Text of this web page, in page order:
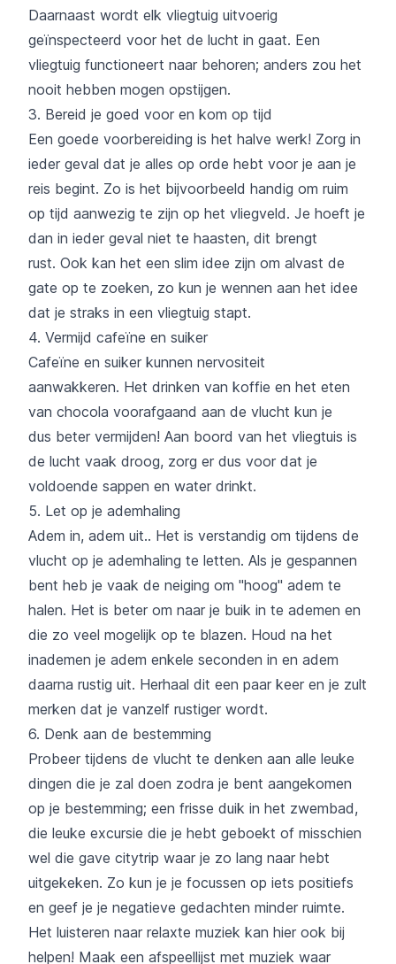
Daarnaast wordt elk vliegtuig uitvoerig
geïnspecteerd voor het de lucht in gaat. Een
vliegtuig functioneert naar behoren; anders zou het
nooit hebben mogen opstijgen.
3. Bereid je goed voor en kom op tijd
Een goede voorbereiding is het halve werk! Zorg in
ieder geval dat je alles op orde hebt voor je aan je
reis begint. Zo is het bijvoorbeeld handig om ruim
op tijd aanwezig te zijn op het vliegveld. Je hoeft je
dan in ieder geval niet te haasten, dit brengt
rust. Ook kan het een slim idee zijn om alvast de
gate op te zoeken, zo kun je wennen aan het idee
dat je straks in een vliegtuig stapt.
4. Vermijd cafeïne en suiker
Cafeïne en suiker kunnen nervositeit
aanwakkeren. Het drinken van koffie en het eten
van chocola voorafgaand aan de vlucht kun je
dus beter vermijden! Aan boord van het vliegtuis is
de lucht vaak droog, zorg er dus voor dat je
voldoende sappen en water drinkt.
5. Let op je ademhaling
Adem in, adem uit.. Het is verstandig om tijdens de
vlucht op je ademhaling te letten. Als je gespannen
bent heb je vaak de neiging om "hoog" adem te
halen. Het is beter om naar je buik in te ademen en
die zo veel mogelijk op te blazen. Houd na het
inademen je adem enkele seconden in en adem
daarna rustig uit. Herhaal dit een paar keer en je zult
merken dat je vanzelf rustiger wordt.
6. Denk aan de bestemming
Probeer tijdens de vlucht te denken aan alle leuke
dingen die je zal doen zodra je bent aangekomen
op je bestemming; een frisse duik in het zwembad,
die leuke excursie die je hebt geboekt of misschien
wel die gave citytrip waar je zo lang naar hebt
uitgekeken. Zo kun je je focussen op iets positiefs
en geef je je negatieve gedachten minder ruimte.
Het luisteren naar relaxte muziek kan hier ook bij
helpen! Maak een afspeellijst met muziek waar